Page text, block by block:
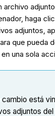
archivo
haga
adjuntos,
que pueda
una sola
está
adjuntos